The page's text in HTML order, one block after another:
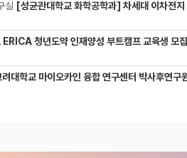
실 [성균관대학교 화학공학과] 차세대 이차전
청년도약 인재양성 부트캠프 교육생 모
려대학교 마이오카인 융합 연구센터 박사후